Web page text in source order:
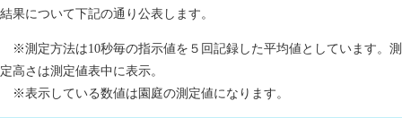
結果について下記の通り公表します。
※測定方法は10秒毎の指示値を５回記録した平均値としています。測
定高さは測定値表中に表示。
※表示している数値は園庭の測定値になります。